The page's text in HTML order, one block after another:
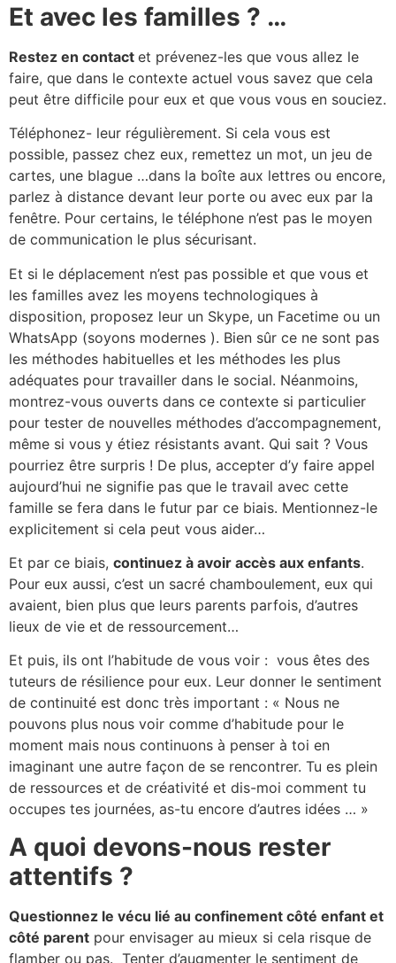
Et avec les familles ? …
Restez en contact et prévenez-les que vous allez le
faire, que dans le contexte actuel vous savez que cela
peut être difficile pour eux et que vous vous en souciez.
Téléphonez- leur régulièrement. Si cela vous est
possible, passez chez eux, remettez un mot, un jeu de
cartes, une blague …dans la boîte aux lettres ou encore,
parlez à distance devant leur porte ou avec eux par la
fenêtre. Pour certains, le téléphone n’est pas le moyen
de communication le plus sécurisant.
Et si le déplacement n’est pas possible et que vous et
les familles avez les moyens technologiques à
disposition, proposez leur un Skype, un Facetime ou un
WhatsApp (soyons modernes ). Bien sûr ce ne sont pas
les méthodes habituelles et les méthodes les plus
adéquates pour travailler dans le social. Néanmoins,
montrez-vous ouverts dans ce contexte si particulier
pour tester de nouvelles méthodes d’accompagnement,
même si vous y étiez résistants avant. Qui sait ? Vous
pourriez être surpris ! De plus, accepter d’y faire appel
aujourd’hui ne signifie pas que le travail avec cette
famille se fera dans le futur par ce biais. Mentionnez-le
explicitement si cela peut vous aider…
Et par ce biais, continuez à avoir accès aux enfants.
Pour eux aussi, c’est un sacré chamboulement, eux qui
avaient, bien plus que leurs parents parfois, d’autres
lieux de vie et de ressourcement…
Et puis, ils ont l’habitude de vous voir : vous êtes des
tuteurs de résilience pour eux. Leur donner le sentiment
de continuité est donc très important : « Nous ne
pouvons plus nous voir comme d’habitude pour le
moment mais nous continuons à penser à toi en
imaginant une autre façon de se rencontrer. Tu es plein
de ressources et de créativité et dis-moi comment tu
occupes tes journées, as-tu encore d’autres idées … »
A quoi devons-nous rester
attentifs ?
Questionnez le vécu lié au confinement côté enfant et
côté parent pour envisager au mieux si cela risque de
flamber ou pas. Tenter d’augmenter le sentiment de